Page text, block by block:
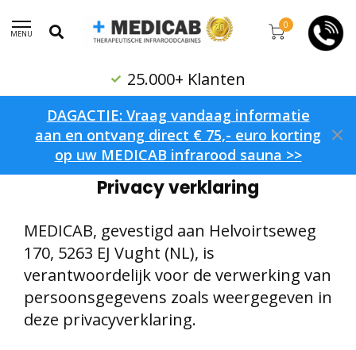
MENU
0
25.000+ Klanten
DAGACTIE: Vraag vandaag informatie
aan en ontvang direct € 75,- euro korting
op uw MEDICAB infrarood sauna >>
Home / Privacy verklaring
Privacy verklaring
MEDICAB, gevestigd aan Helvoirtseweg
170, 5263 EJ Vught (NL), is
verantwoordelijk voor de verwerking van
persoonsgegevens zoals weergegeven in
deze privacyverklaring.